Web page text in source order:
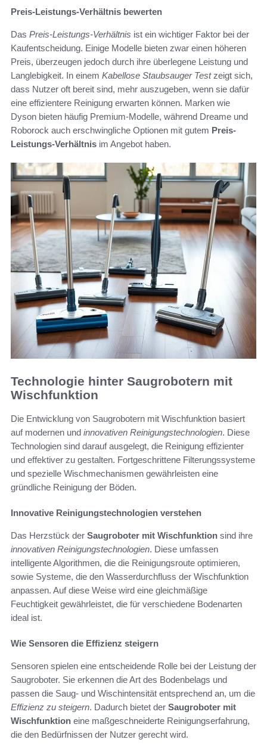
Preis-Leistungs-Verhältnis bewerten
Das Preis-Leistungs-Verhältnis ist ein wichtiger Faktor bei der
Kaufentscheidung. Einige Modelle bieten zwar einen höheren
Preis, überzeugen jedoch durch ihre überlegene Leistung und
Langlebigkeit. In einem Kabellose Staubsauger Testzeigt sich,
dass Nutzer oft bereit sind, mehr auszugeben, wenn sie dafür
eine effizientere Reinigung erwarten können. Marken wie
Dyson bieten häufig Premium-Modelle, während Dreame und
Roborock auch erschwingliche Optionen mit gutem Preis-
Leistungs-Verhältnis im Angebot haben.
Technologie hinter Saugrobotern mit
Wischfunktion
Die Entwicklung von Saugrobotern mit Wischfunktion basiert
auf modernen und innovativen Reinigungstechnologien. Diese
Technologien sind darauf ausgelegt, die Reinigung effizienter
und effektiver zu gestalten. Fortgeschrittene Filterungssysteme
und spezielle Wischmechanismen gewährleisten eine
gründliche Reinigung der Böden.
Innovative Reinigungstechnologien verstehen
Das Herzstück der Saugroboter mit Wischfunktion sind ihre
innovativen Reinigungstechnologien. Diese umfassen
intelligente Algorithmen, die die Reinigungsroute optimieren,
sowie Systeme, die den Wasserdurchfluss der Wischfunktion
anpassen. Auf diese Weise wird eine gleichmäßige
Feuchtigkeit gewährleistet, die für verschiedene Bodenarten
ideal ist.
Wie Sensoren die Effizienz steigern
Sensoren spielen eine entscheidende Rolle bei der Leistung der
Saugroboter. Sie erkennen die Art des Bodenbelags und
passen die Saug- und Wischintensität entsprechend an, um die
Effizienz zu steigern. Dadurch bietet der Saugroboter mit
Wischfunktion eine maßgeschneiderte Reinigungserfahrung,
die den Bedürfnissen der Nutzer gerecht wird.